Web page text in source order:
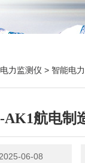
力监测仪 > 智能电
AK1航电制
06-08